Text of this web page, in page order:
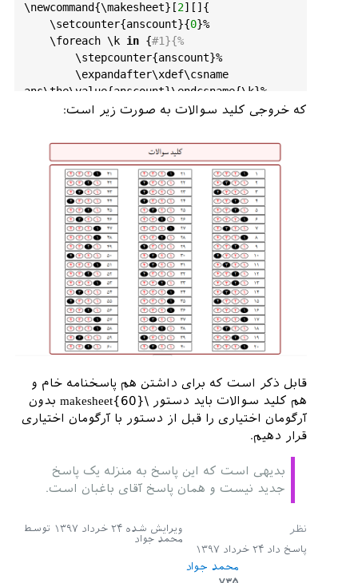
\newcommand{\makesheet}[2][]{
    \
setcounter{anscount}{0}%
    \
foreach \ k in {#1}{%
        \
stepcounter{anscount}%
        \
expandafter\xdef\csname
ans\the\value{anscount}\ endcsname{\ k}%
        \
begin{multicols}{3}
            \
begin{center}
noindent
foreach \i in {1,...,
                {\
fbox{\raisebox{3pt}
makebox[1cm]{\
}}%
                        \
ifcsname ans\
endcsname%
setcounter{correctcount}{\ csname ans\
endcsname}%
                        \
else %
correctcount
fi
                        \
foreach \
in
{1, ,3 } {%
ifnum\value {optioncount}=\value{correctco
}%
\filledellipse{\ j}%
                            \
else
که خروجی کلید سوالات به صورت زیر است:
قابل ذکر است که برای داشتن هم پاسخنامه خام و
هم کلید سوالات باید دستور \makesheet{60} بدون
آرگومان اختیاری را قبل از دستور با آرگومان اختیاری
قرار دهیم.
بدیهی است که این پاسخ به منزله یک پاسخ
جدید نیست و همان پاسخ آقای باغبان است.
ویرایش شده ۲۴ خرداد ۱۳۹۷
توسط
محمد جواد
پاسخ داد ۲۴ خرداد ۱۳۹۷
محمد جواد